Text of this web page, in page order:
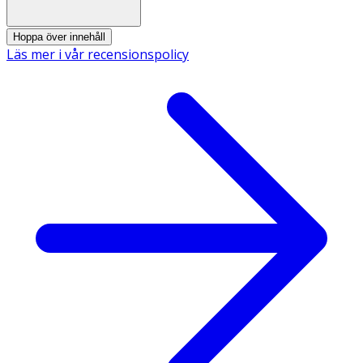
* Dagligt referensintag. ** DRI ej fastställd
Fyllnadsmedel (mikrokristallin cellulosa),
ytbehandlingsmedel (magnesiumsalter av fettsyror),
Hoppa över innehåll
Läs mer i vår recensionspolicy